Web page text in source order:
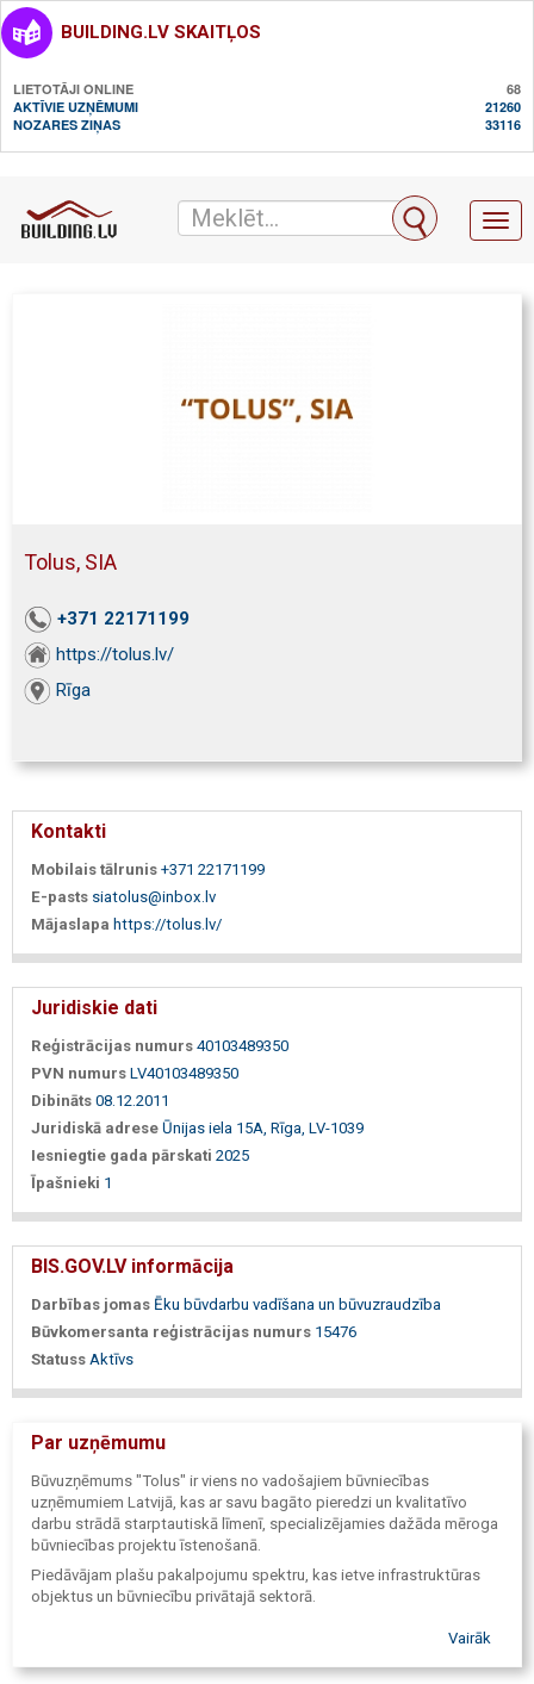
BUILDING.LV SKAITĻOS
LIETOTĀJI ONLINE
68
AKTĪVIE UZŅĒMUMI
21260
NOZARES ZIŅAS
33116
Tolus, SIA
+371 22171199
https://tolus.lv/
Rīga
Kontakti
Mobilais tālrunis +371 22171199
E-pasts siatolus@inbox.lv
Mājaslapa https://tolus.lv/
Juridiskie dati
Reģistrācijas numurs 40103489350
PVN numurs LV40103489350
Dibināts 08.12.2011
Juridiskā adrese Ūnijas iela 15A, Rīga, LV-1039
Iesniegtie gada pārskati 2025
Īpašnieki 1
BIS.GOV.LV informācija
Darbības jomas Ēku būvdarbu vadīšana un būvuzraudzība
Būvkomersanta reģistrācijas numurs 15476
Statuss Aktīvs
Par uzņēmumu
Būvuzņēmums "Tolus" ir viens no vadošajiem būvniecības
uzņēmumiem Latvijā, kas ar savu bagāto pieredzi un kvalitatīvo
darbu strādā starptautiskā līmenī, specializējamies dažāda mēroga
būvniecības projektu īstenošanā.
Piedāvājam plašu pakalpojumu spektru, kas ietve infrastruktūras
objektus un būvniecību privātajā sektorā.
Vairāk